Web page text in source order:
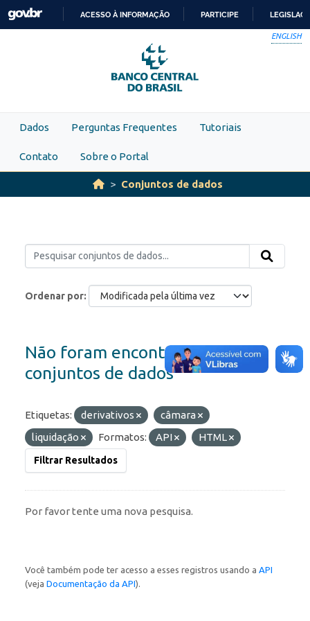
Skip to main content
PARA
O
CONTEÚDO
ACESSO À INFORMAÇÃO PARTICIPE
ENGLISH
Dados Perguntas Frequentes Tutoriais
Contato Sobre o Portal
Conjuntos de dados
Ordenar por
Não foram encontrados
conjuntos de dados
Etiquetas: derivativos
câmara
liquidação
Formatos: API HTML
Filtrar Resultados
Por favor tente uma nova pesquisa.
Você também pode ter acesso a esses registros usando a API
(veja Documentação da API).